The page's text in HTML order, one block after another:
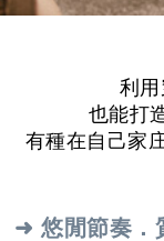
利
也能打
有種在自己家
➜ 悠閒節奏．